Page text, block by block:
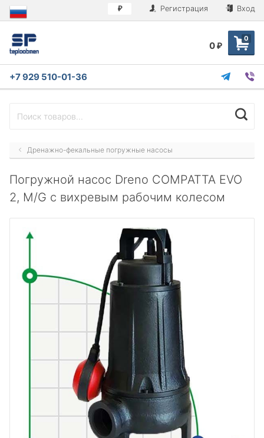
₽ Регистрация Вход
0
0 ₽
+7 929 510-01-36
Дренажно-фекальные погружные насосы
Погружной насос Dreno COMPATTA EVO
2, M/G с вихревым рабочим колесом